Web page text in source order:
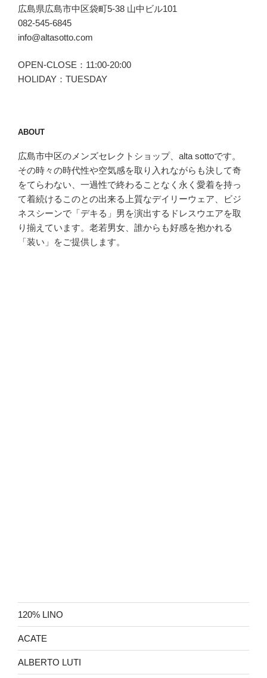
広島県広島市中区袋町5-38 山中ビル101
082-545-6845
info@altasotto.com
OPEN-CLOSE：11:00-20:00
HOLIDAY：TUESDAY
ABOUT
広島市中区のメンズセレクトショップ、alta sottoです。
その時々の時代性や空気感を取り入れながらも決して奇
をてらわない、一過性で終わることなく永く愛着を持っ
て着続けるこのとの出来る上質なデイリーウェア、ビジ
ネスシーンで「デキる」男を演出するドレスウエアを取
り揃えています。老若男女、誰からも好感を抱かれる
「装い」をご提供します。
120% LINO
ACATE
ALBERTO LUTI